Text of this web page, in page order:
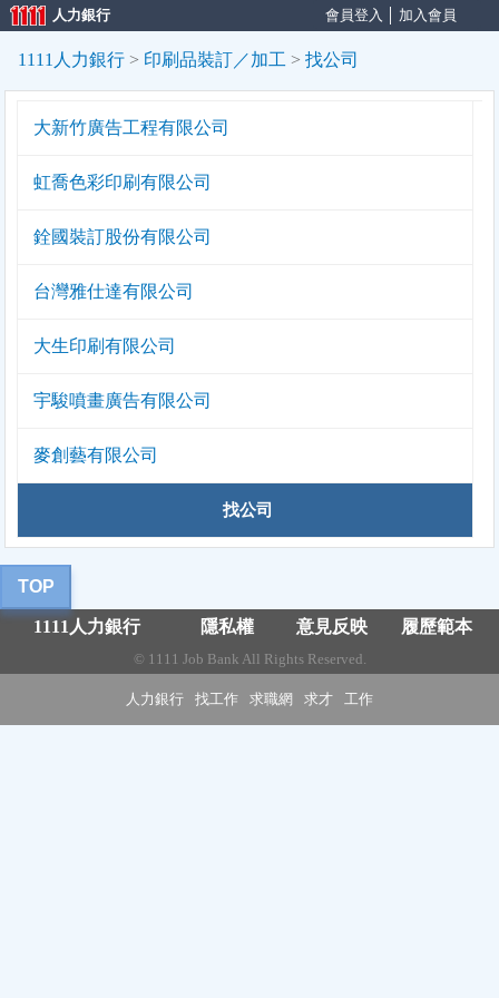
會員登入 加入會員
人力銀行
1111人力銀行 > 印刷品裝訂／加工 > 找公司
大新竹廣告工程有限公司
虹喬色彩印刷有限公司
銓國裝訂股份有限公司
台灣雅仕達有限公司
大生印刷有限公司
宇駿噴畫廣告有限公司
麥創藝有限公司
找公司
1111人力銀行 隱私權 意見反映 履歷範本
© 1111 Job Bank All Rights Reserved.
人力銀行 找工作 求職網 求才 工作